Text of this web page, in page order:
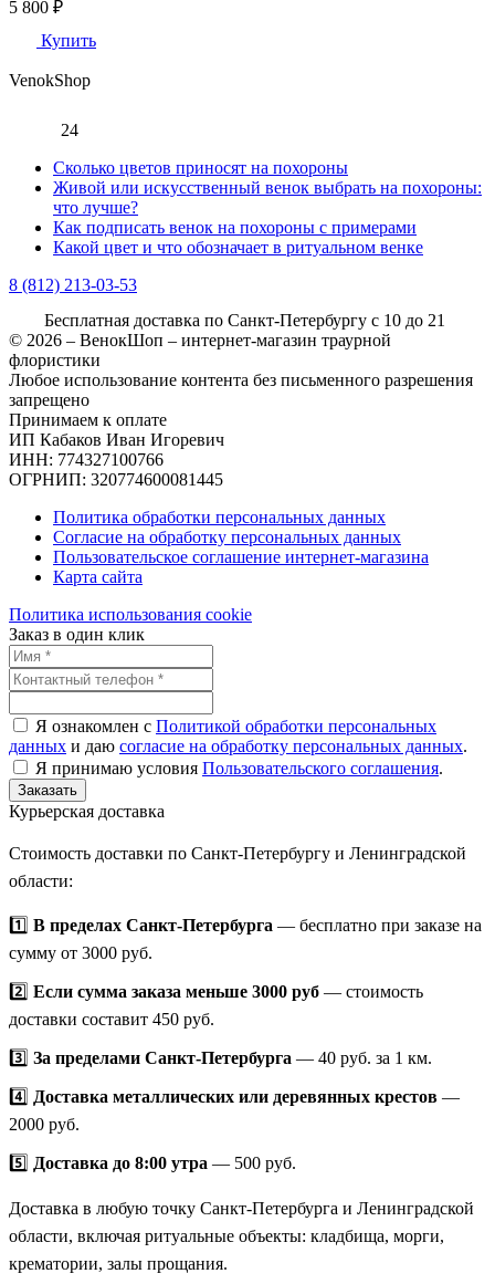
5 800 ₽
Купить
VenokShop
24
Сколько цветов приносят на похороны
Живой или искусственный венок выбрать на похороны:
что лучше?
Как подписать венок на похороны с примерами
Какой цвет и что обозначает в ритуальном венке
8 (812) 213-03-53
Бесплатная доставка по Санкт-Петербургу с 10 до 21
© 2026 – ВенокШоп – интернет-магазин траурной
флористики
Любое использование контента без письменного разрешения
запрещено
Принимаем к оплате
ИП Кабаков Иван Игоревич
ИНН: 774327100766
ОГРНИП: 320774600081445
Политика обработки персональных данных
Согласие на обработку персональных данных
Пользовательское соглашение интернет-магазина
Карта сайта
Политика использования cookie
Заказ в один клик
Я ознакомлен с Политикой обработки персональных
данных и даю согласие на обработку персональных данных.
Я принимаю условия Пользовательского соглашения.
Заказать
Курьерская доставка
Стоимость доставки по Санкт-Петербургу и Ленинградской
области:
1️⃣ В пределах Санкт-Петербурга — бесплатно при заказе на
сумму от 3000 руб.
2️⃣ Если сумма заказа меньше 3000 руб — стоимость
доставки составит 450 руб.
3️⃣ За пределами Санкт-Петербурга — 40 руб. за 1 км.
4️⃣ Доставка металлических или деревянных крестов —
2000 руб.
5️⃣ Доставка до 8:00 утра — 500 руб.
Доставка в любую точку Санкт-Петербурга и Ленинградской
области, включая ритуальные объекты: кладбища, морги,
крематории, залы прощания.